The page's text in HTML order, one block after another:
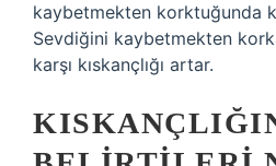
kaybetmekten korktuğunda
Sevdiğini kaybetmekten
karşı kıskançlığı artar.